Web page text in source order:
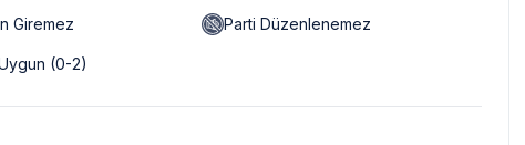
Giremez Parti Düzenlenemez
(0-2)